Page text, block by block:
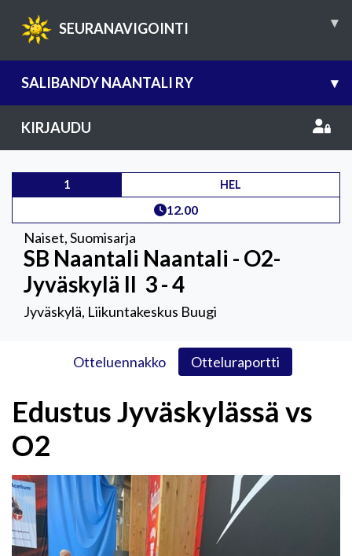
SEURANAVIGOINTI ▾
SALIBANDY NAANTALI RY ▾
KIRJAUDU
1 HEL
12.00
Naiset,Suomisarja
SB Naantali Naantali - O2-
Jyväskylä II 3 - 4
Jyväskylä, Liikuntakeskus Buugi
Otteluennakko Otteluraportti
Edustus Jyväskylässä vs
O2